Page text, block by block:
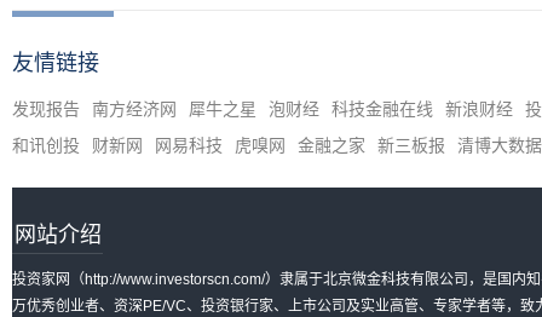
友情链接
发现报告 南方经济网 犀牛之星 泡财经 科技金融在线 新浪财经
和讯创投
财新网 网易科技 虎嗅网 金融之家 新三板报 清博大数据
网站介绍
投资家网（http://www.investorscn.com/）隶属于北京微金科技有限公司，是国内
万优秀创业者、资深PE/VC、投资银行家、上市公司及实业高管、专家学者等，